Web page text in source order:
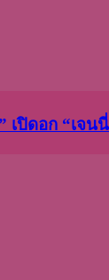
เปิดอก “เจน